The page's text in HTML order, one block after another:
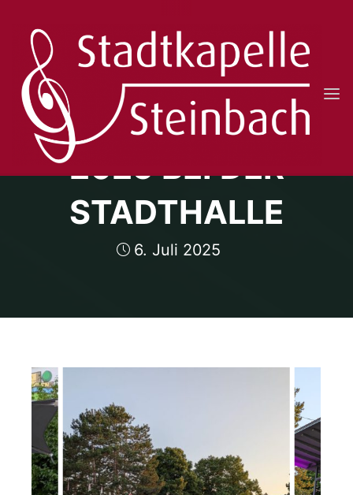
content
STADTKAPELLE
STEINBACH
E.V.
ERSTER HOCK
2025 BEI DER
STADTHALLE
6. Juli 2025